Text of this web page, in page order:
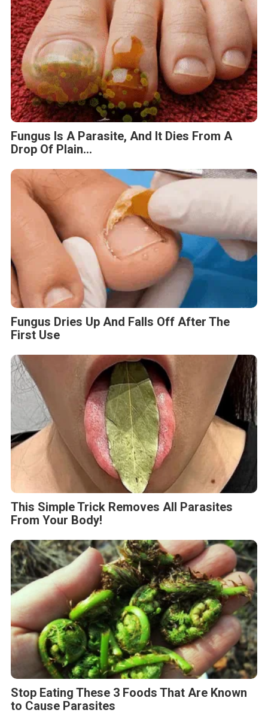
Fungus Is A Parasite, And It Dies From A
Drop Of Plain...
Fungus Dries Up And Falls Off After The
First Use
This Simple Trick Removes All Parasites
From Your Body!
Stop Eating These 3 Foods That Are Known
to Cause Parasites